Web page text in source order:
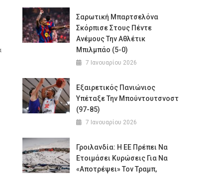
Σαρωτική Μπαρτσελόνα
Σκόρπισε Στους Πέντε
Ανέμους Την Αθλέτικ
Μπιλμπάο (5-0)
7 Ιανουαρίου 2026
Εξαιρετικός Πανιώνιος
Υπέταξε Την Μπούντουτσνοστ
(97-85)
7 Ιανουαρίου 2026
Γροιλανδία: Η ΕΕ Πρέπει Να
Ετοιμάσει Κυρώσεις Για Να
«αποτρέψει» Τον Τραμπ,